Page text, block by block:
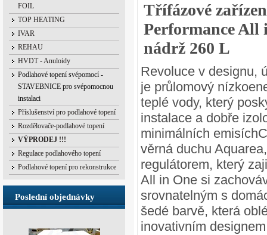
FOIL
TOP HEATING
IVAR
REHAU
HVDT - Anuloidy
Podlahové topení svépomocí -
STAVEBNICE pro svépomocnou
instalaci
Příslušenství pro podlahové topení
Rozdělovače-podlahové topení
VÝPRODEJ !!!
Regulace podlahového topení
Podlahové topení pro rekonstrukce
Poslední objednávky
Třífázové
Performance All
nádrž 260 L
Revoluce v designu,
je průlomový
teplé vody, který
instalace a dobře
minimálních
věrná duchu
regulátorem, který
All in One si
srovnatelným s
šedé barvě, která
inovativním